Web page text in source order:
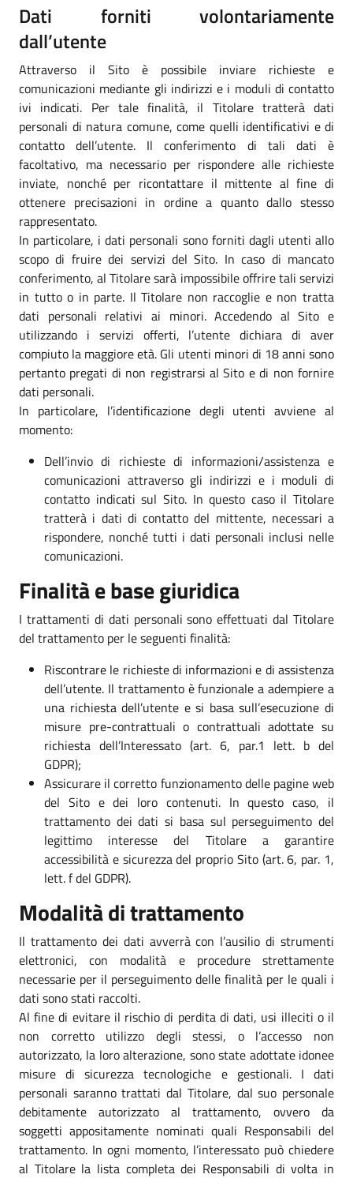
Dati forniti volontariamente
dall’utente
Attraverso il Sito è possibile inviare richieste e
comunicazioni mediante gli indirizzi e i moduli di contatto
ivi indicati. Per tale finalità, il Titolare tratterà dati
personali di natura comune, come quelli identificativi e di
contatto dell’utente. Il conferimento di tali dati è
facoltativo, ma necessario per rispondere alle richieste
inviate, nonché per ricontattare il mittente al fine di
ottenere precisazioni in ordine a quanto dallo stesso
rappresentato.
In particolare, i dati personali sono forniti dagli utenti allo
scopo di fruire dei servizi del Sito. In caso di mancato
conferimento, al Titolare sarà impossibile offrire tali servizi
in tutto o in parte. Il Titolare non raccoglie e non tratta
dati personali relativi ai minori. Accedendo al Sito e
utilizzando i servizi offerti, l’utente dichiara di aver
compiuto la maggiore età. Gli utenti minori di 18 anni sono
pertanto pregati di non registrarsi al Sito e di non fornire
dati personali.
In particolare, l’identificazione degli utenti avviene al
momento:
Dell’invio di richieste di informazioni/assistenza e
comunicazioni attraverso gli indirizzi e i moduli di
contatto indicati sul Sito. In questo caso il Titolare
tratterà i dati di contatto del mittente, necessari a
rispondere, nonché tutti i dati personali inclusi nelle
comunicazioni.
Finalità e base giuridica
I trattamenti di dati personali sono effettuati dal Titolare
del trattamento per le seguenti finalità:
Riscontrare le richieste di informazioni e di assistenza
dell’utente. Il trattamento è funzionale a adempiere a
una richiesta dell’utente e si basa sull’esecuzione di
misure pre-contrattuali o contrattuali adottate su
richiesta dell’Interessato (art. 6, par.1 lett. b del
GDPR);
Assicurare il corretto funzionamento delle pagine web
del Sito e dei loro contenuti. In questo caso, il
trattamento dei dati si basa sul perseguimento del
legittimo interesse del Titolare a garantire
accessibilità e sicurezza del proprio Sito (art. 6, par. 1,
lett. f del GDPR).
Modalità di trattamento
Il trattamento dei dati avverrà con l’ausilio di strumenti
elettronici, con modalità e procedure strettamente
necessarie per il perseguimento delle finalità per le quali i
dati sono stati raccolti.
Al fine di evitare il rischio di perdita di dati, usi illeciti o il
non corretto utilizzo degli stessi, o l’accesso non
autorizzato, la loro alterazione, sono state adottate idonee
misure di sicurezza tecnologiche e gestionali. I dati
personali saranno trattati dal Titolare, dal suo personale
debitamente autorizzato al trattamento, ovvero da
soggetti appositamente nominati quali Responsabili del
trattamento. In ogni momento, l’interessato può chiedere
al Titolare la lista completa dei Responsabili di volta in